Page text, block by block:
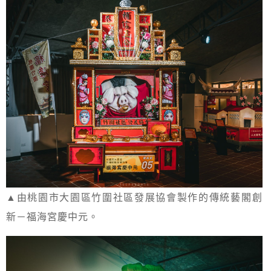
▲由桃園市大園區竹圍社區發展協會製作的傳統藝閣創
新－福海宮慶中元。